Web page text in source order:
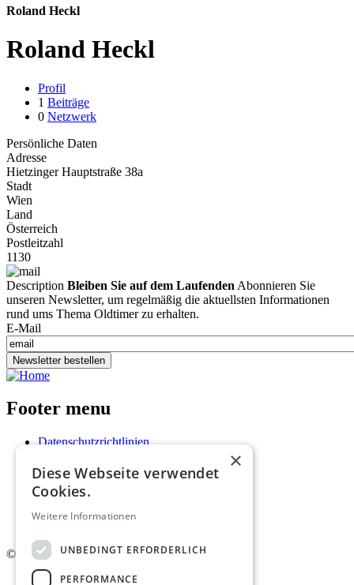
Roland Heckl
Roland Heckl
Profil
1 Beiträge
0 Netzwerk
Persönliche Daten
Adresse
Hietzinger Hauptstraße 38a
Stadt
Wien
Land
Österreich
Postleitzahl
1130
Description Bleiben Sie auf dem Laufenden Abonnieren Sie
unseren Newsletter, um regelmäßig die aktuellsten Informationen
rund ums Thema Oldtimer zu erhalten.
E-Mail
Newsletter bestellen
Footer menu
Datenschutzrichtlinien
Kontakt
Impressum
Mediadaten
AGB
© 2026. Alle Rechte vorbehalten.
×
Diese Webseite verwendet
Cookies.
Weitere Informationen
UNBEDINGT ERFORDERLICH
PERFORMANCE